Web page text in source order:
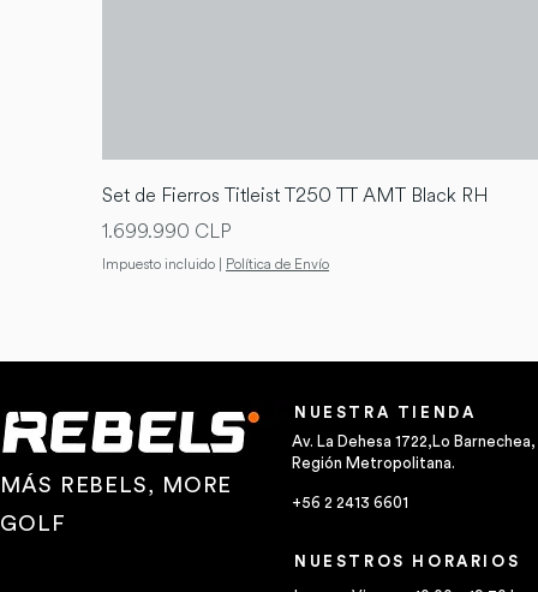
Set de Fierros Titleist T250 TT AMT Black RH
Precio
1.699.990 CLP
Impuesto incluido | Política de Envío
MÁS REBELS, MORE
GOLF
NUESTRA TIENDA
Av. La Dehesa 1722,Lo Barnechea,
Región Metropolitana.
+56 2 2413 6601
NUESTROS HORARIOS